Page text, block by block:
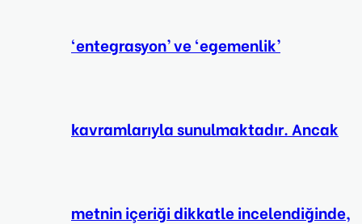
‘entegrasyon’ ve ‘egemenlik’
kavramlarıyla sunulmaktadır. Ancak
metnin içeriği dikkatle incelendiğinde,